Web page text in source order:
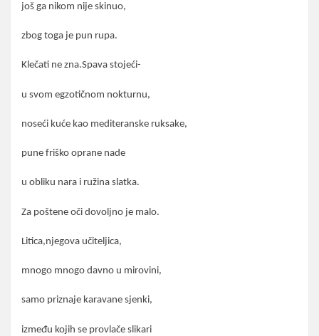
još ga nikom nije skinuo,
zbog toga je pun rupa.
Klečati ne zna.Spava stojeći-
u svom egzotičnom nokturnu,
noseći kuće kao mediteranske ruksake,
pune friško oprane nade
u obliku nara i ružina slatka.
Za poštene oči dovoljno je malo.
Litica,njegova učiteljica,
mnogo mnogo davno u mirovini,
samo priznaje karavane sjenki,
između kojih se provlače slikari